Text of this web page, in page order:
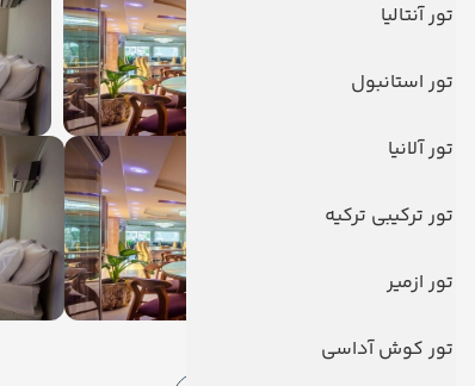
تور آنتالیا
تور استانبول
تور آلانیا
تور ترکیبی ترکیه
تور ازمیر
تور کوش آداسی
امکانات هتل